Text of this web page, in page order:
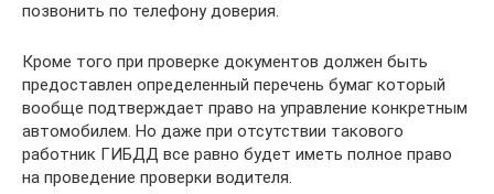
позвонить по телефону доверия.
Кроме того при проверке документов должен быть
предоставлен определенный перечень бумаг который
вообще подтверждает право на управление конкретным
автомобилем. Но даже при отсутствии такового
работник ГИБДД все равно будет иметь полное право
на проведение проверки водителя.